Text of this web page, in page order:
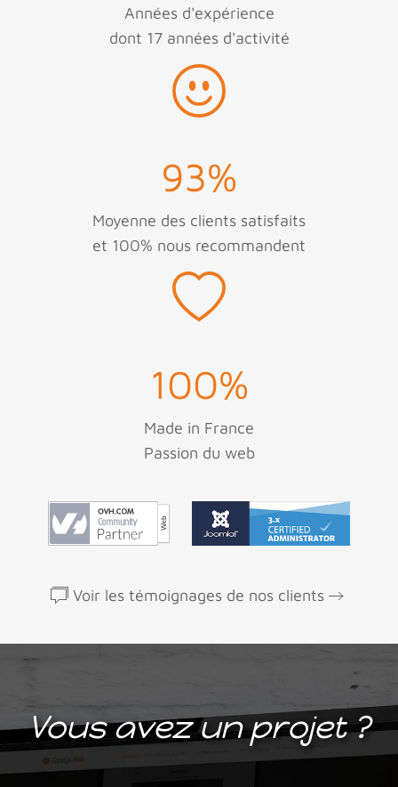
Années d'expérience
dont 17 années d'activité
93%
Moyenne des clients satisfaits
et 100% nous recommandent
100%
Made in France
Passion du web
Voir les témoignages de nos clients
Vous avez un projet ?